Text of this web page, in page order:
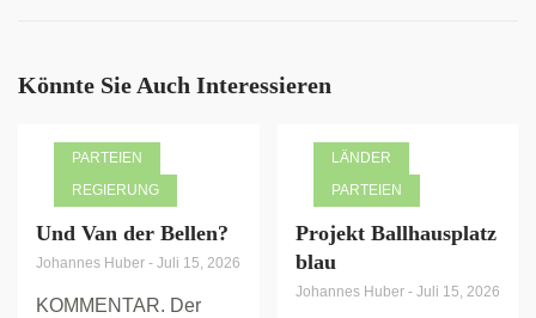
Könnte Sie Auch Interessieren
PARTEIEN
REGIERUNG
Und Van der Bellen?
Johannes Huber - Juli 15, 2026
KOMMENTAR. Der
LÄNDER
PARTEIEN
Projekt Ballhausplatz
blau
Johannes Huber - Juli 15, 2026